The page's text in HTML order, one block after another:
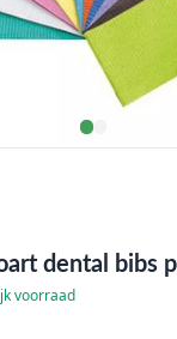
dental bibs
voorraad